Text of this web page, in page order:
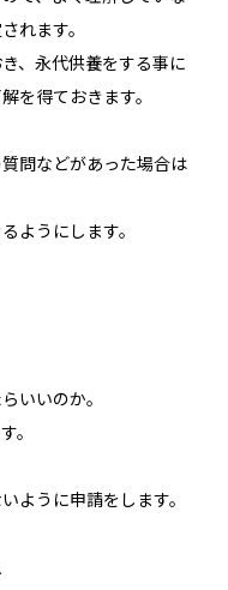
れます。
、永代供養をする事に
を得ておきます。
問などがあった場合は
ようにします。
いいのか。
。
ように申請をします。